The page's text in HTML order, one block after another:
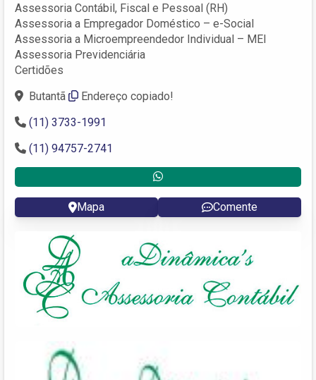
Assessoria Contábil, Fiscal e Pessoal (RH)
Assessoria a Empregador Doméstico – e-Social
Assessoria a Microempreendedor Individual – MEI
Assessoria Previdenciária
Certidões
Butantã
Endereço copiado!
(11) 3733-1991
(11) 94757-2741
Mapa Comente